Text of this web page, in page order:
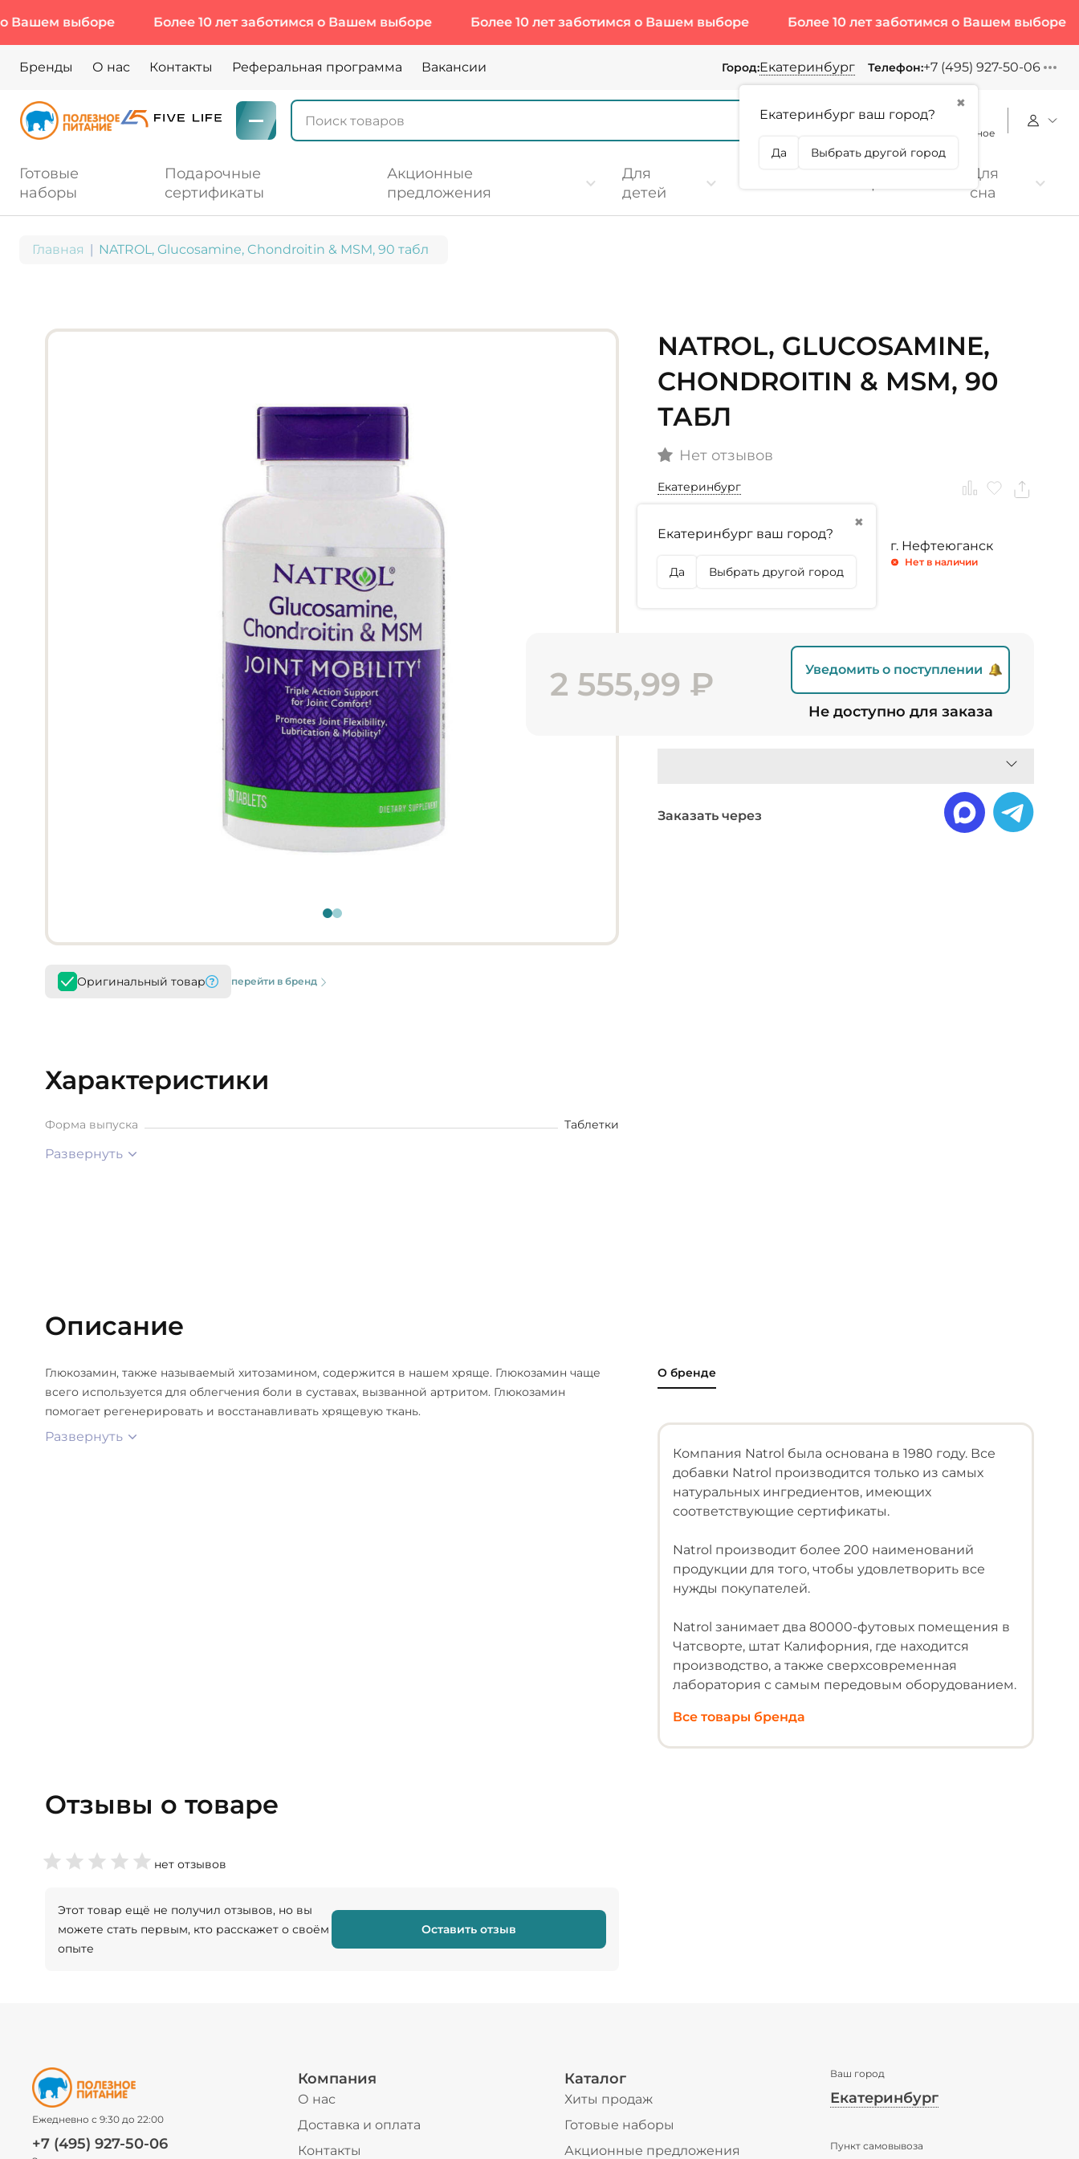
выборе Более 10 лет заботимся о Вашем выборе Более 10 лет заботимся о Вашем выборе Более 10 лет заботимся о Вашем выборе
Бренды О нас Контакты Реферальная программа Вакансии Город:Екатеринбург
✖
Екатеринбург ваш город?
Да Выбрать другой город
Телефон:+7 (495) 927-50-06
Избранное
Готовые
наборы
Подарочные
сертификаты
Акционные
предложения
Для
детей
Для
сна
Главная NATROL, Glucosamine, Chondroitin & MSM, 90 табл
Оригинальный товар перейти в бренд
NATROL, GLUCOSAMINE,
CHONDROITIN & MSM, 90
ТАБЛ
Нет отзывов
Екатеринбург
✖
Екатеринбург ваш город?
Да Выбрать другой город
г. Екатеринбург г. Тюмень г. Нефтеюганск
Нет в наличии
2 555,99 ₽ Уведомить о поступлении
Не доступно для заказа
Заказать через
Характеристики
Форма выпуска Таблетки
Развернуть
Описание
Глюкозамин, также называемый хитозамином, содержится в нашем хряще. Глюкозамин чаще
всего используется для облегчения боли в суставах, вызванной артритом. Глюкозамин
помогает регенерировать и восстанавливать хрящевую ткань.
Развернуть
О бренде
Компания Natrol была основана в 1980 году. Все
добавки Natrol производится только из самых
натуральных ингредиентов, имеющих
соответствующие сертификаты.
Natrol производит более 200 наименований
продукции для того, чтобы удовлетворить все
нужды покупателей.
Natrol занимает два 80000-футовых помещения в
Чатсворте, штат Калифорния, где находится
производство, а также сверхсовременная
лаборатория с самым передовым оборудованием.
Все товары бренда
Отзывы о товаре
нет отзывов
Этот товар ещё не получил отзывов, но вы
можете стать первым, кто расскажет о своём
опыте
Оставить отзыв
Ежедневно с 9:30 до 22:00
+7 (495) 927-50-06
Компания
О нас
Доставка и оплата
Контакты
Каталог
Хиты продаж
Готовые наборы
Акционные предложения
Ваш город
Екатеринбург
Екатеринбург ваш город?
Пункт самовывоза